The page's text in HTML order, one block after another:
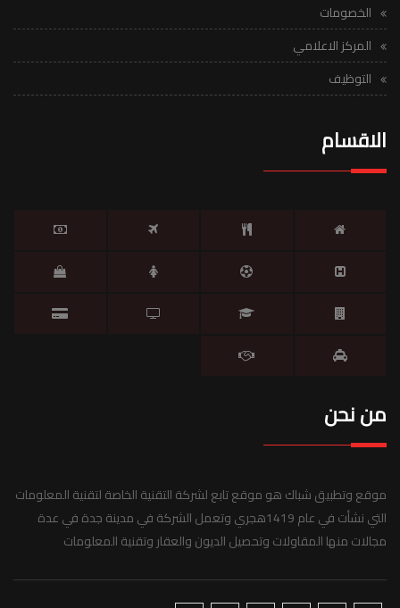
الخصومات
المركز الاعلامي
التوظيف
الاقسام
من نحن
موقع وتطبيق شباك هو موقع تابع لشركة التقنية الخاصة لتقنية المعلومات
التي نشأت في عام 1419هجري وتعمل الشركة في مدينة جدة في عدة
مجالات منها المقاولات وتحصيل الديون والعقار وتقنية المعلومات